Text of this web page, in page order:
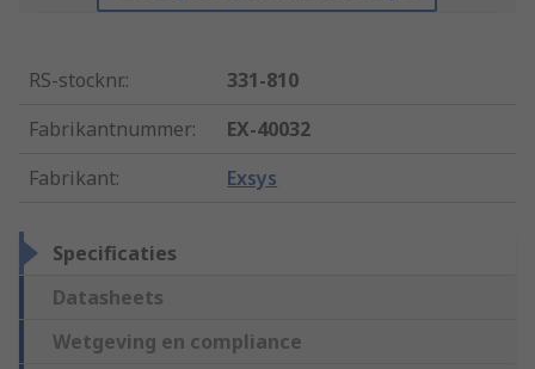
RS-stocknr.:
331-810
Fabrikantnummer:
EX-40032
Fabrikant: Exsys
Specificaties
Datasheets
Wetgeving en compliance